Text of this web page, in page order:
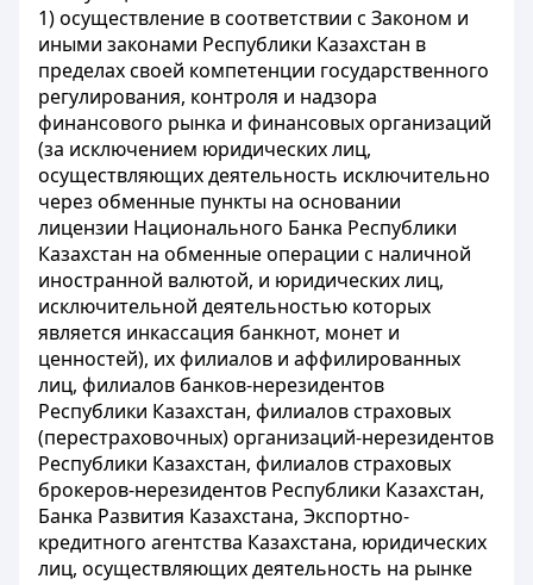
1) осуществление в соответствии с Законом и
иными законами Республики Казахстан в
пределах своей компетенции государственного
регулирования, контроля и надзора
финансового рынка и финансовых организаций
(за исключением юридических лиц,
осуществляющих деятельность исключительно
через обменные пункты на основании
лицензии Национального Банка Республики
Казахстан на обменные операции с наличной
иностранной валютой, и юридических лиц,
исключительной деятельностью которых
является инкассация банкнот, монет и
ценностей), их филиалов и аффилированных
лиц, филиалов банков-нерезидентов
Республики Казахстан, филиалов страховых
(перестраховочных) организаций-нерезидентов
Республики Казахстан, филиалов страховых
брокеров-нерезидентов Республики Казахстан,
Банка Развития Казахстана, Экспортно-
кредитного агентства Казахстана, юридических
лиц, осуществляющих деятельность на рынке